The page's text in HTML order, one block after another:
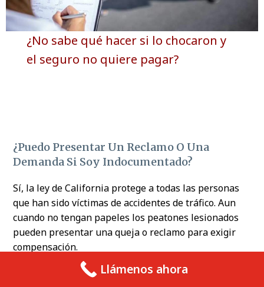
¿No sabe qué hacer si lo chocaron y
el seguro no quiere pagar?
¿Puedo Presentar Un Reclamo O Una
Demanda Si Soy Indocumentado?
Sí, la ley de California protege a todas las personas
que han sido víctimas de accidentes de tráfico. Aun
cuando no tengan papeles los peatones lesionados
pueden presentar una queja o reclamo para exigir
compensación.
Pero, cuando la víctima es extranjera, es posible que
Llámenos ahora